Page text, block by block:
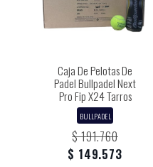
Caja De Pelotas De
Padel Bullpadel Next
Pro Fip X24 Tarros
BULLPADEL
$ 191.760
$ 149.573